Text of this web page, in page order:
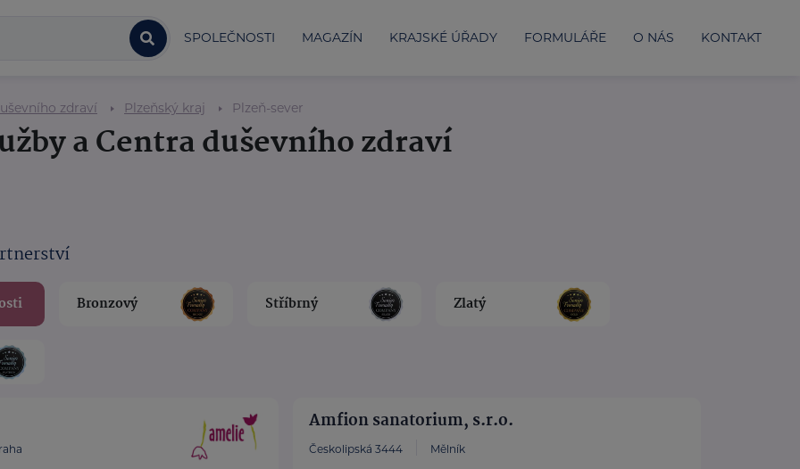
SPOLEČNOSTI MAGAZÍN KRAJSKÉ ÚŘADY FORMULÁŘE O NÁS KONTAKT
zdraví Plzeňský kraj Plzeň-sever
a Centra duševního zdraví
Bronzový Stříbrný Zlatý
Amfion sanatorium, s.r.o.
Českolipská 3444 Mělník